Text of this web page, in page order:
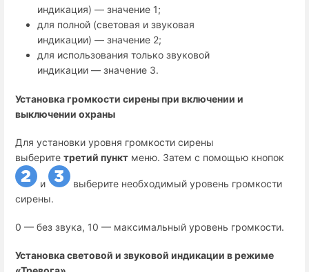
индикация) — значение 1;
для полной (световая и звуковая
индикации) — значение 2;
для использования только звуковой
индикации — значение 3.
Установка громкости сирены при включении и
выключении охраны
Для установки уровня громкости сирены
выберите третий пункт меню. Затем с помощью кнопок
и
выберите необходимый уровень громкости
сирены.
0 — без звука, 10 — максимальный уровень громкости.
Установка световой и звуковой индикации в режиме